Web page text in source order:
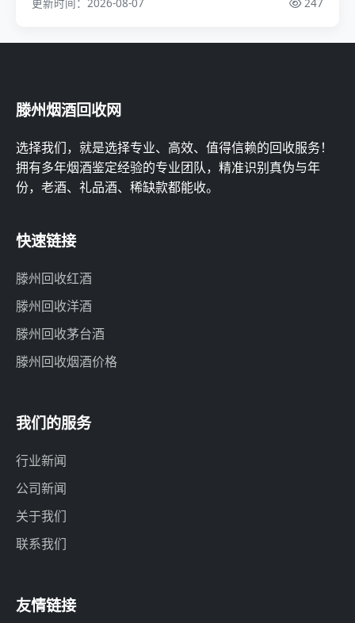
更新时间：2026-08-07 247
滕州烟酒回收网
选择我们，就是选择专业、高效、值得信赖的回收服务！
拥有多年烟酒鉴定经验的专业团队，精准识别真伪与年
份，老酒、礼品酒、稀缺款都能收。
快速链接
滕州回收红酒
滕州回收洋酒
滕州回收茅台酒
滕州回收烟酒价格
我们的服务
行业新闻
公司新闻
关于我们
联系我们
友情链接